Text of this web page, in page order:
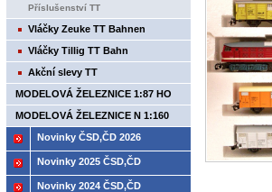
Příslušenství TT
Vláčky Zeuke TT Bahnen
Vláčky Tillig TT Bahn
Akční slevy TT
MODELOVÁ ŽELEZNICE 1:87 HO
MODELOVÁ ŽELEZNICE N 1:160
Novinky ČSD,ČD 2026
Novinky 2025 ČSD,ČD
Novinky 2024 ČSD,ČD